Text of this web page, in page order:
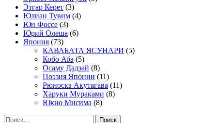
Этгар Керет (3)
Юлиан Тувим (4)
Юн Фоссе (3)
Юрий Олеша (6)
Япония (73)
КАВАБАТА ЯСУНАРИ (5)
Кобо Абэ (5)
Осаму Дадзай (8)
Поэзия Японии (11)
Рюноскэ Акутагава (11)
Харуки Мураками (8)
Юкио Мисима (8)
Найти: